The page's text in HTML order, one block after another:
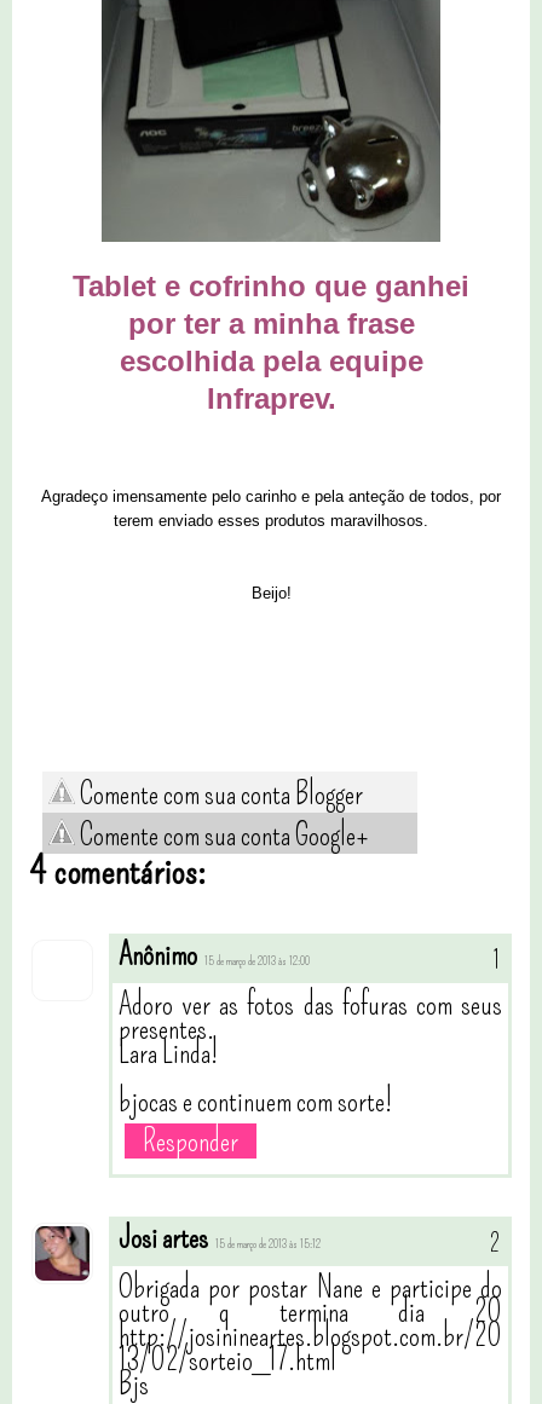
Tablet e cofrinho que ganhei
por ter a minha frase
escolhida pela equipe
Infraprev.
Agradeço imensamente pelo carinho e pela anteção de todos, por
terem enviado esses produtos maravilhosos.
Beijo!
Comente com sua conta Blogger
Comente com sua conta Google+
4 comentários:
Anônimo 15 de março de 2013 às 12:00
Adoro ver as fotos das fofuras com seus
presentes.
Lara Linda!
bjocas e continuem com sorte!
Responder
Josi artes 15 de março de 2013 às 15:12
Obrigada por postar Nane e participe do
outro q termina dia 20
http://josinineartes.blogspot.com.br/20
13/02/sorteio_17.html
Bjs